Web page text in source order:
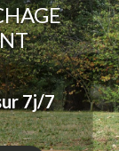
7j/7